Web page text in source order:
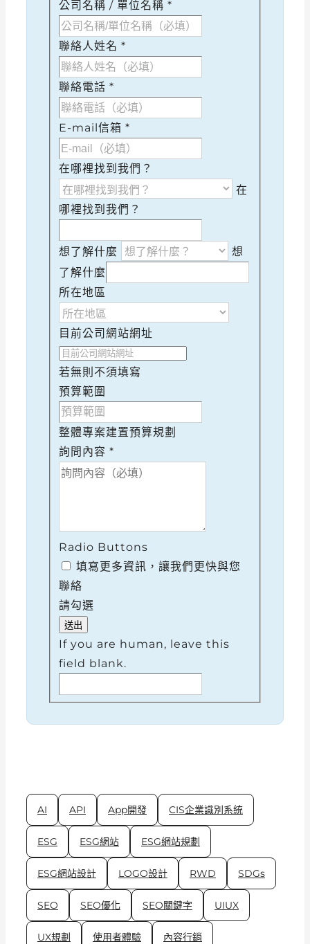
公司名稱 / 單位名稱 *
聯絡人姓名 *
聯絡電話 *
E-mail信箱 *
在哪裡找到我們？
在
哪裡找到我們？
想了解什麼
想
了解什麼
所在地區
目前公司網站網址
若無則不須填寫
預算範圍
整體專案建置預算規劃
詢問內容 *
Radio Buttons
填寫更多資訊，讓我們更快與您
聯絡
請勾選
If you are human, leave this
field blank.
AI API App開發 CIS企業識別系統
ESG ESG網站 ESG網站規劃
ESG網站設計 LOGO設計 RWD SDGs
SEO SEO優化 SEO關鍵字 UIUX
UX規劃 使用者體驗 內容行銷